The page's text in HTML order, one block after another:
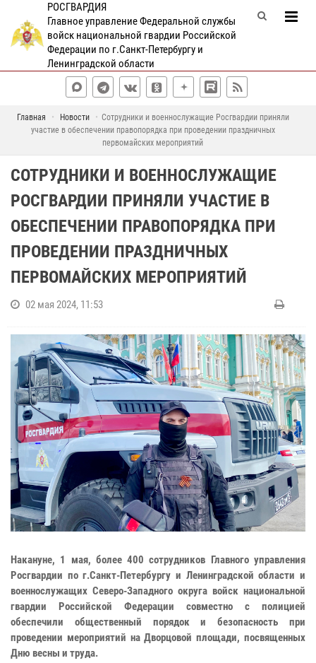
РОСГВАРДИЯ
Главное управление Федеральной службы
войск национальной гвардии Российской
Федерации по г.Санкт-Петербургу и
Ленинградской области
Главная Новости
Сотрудники и военнослужащие Росгвардии приняли
участие в обеспечении правопорядка при проведении праздничных
первомайских мероприятий
СОТРУДНИКИ И ВОЕННОСЛУЖАЩИЕ
РОСГВАРДИИ ПРИНЯЛИ УЧАСТИЕ В
ОБЕСПЕЧЕНИИ ПРАВОПОРЯДКА ПРИ
ПРОВЕДЕНИИ ПРАЗДНИЧНЫХ
ПЕРВОМАЙСКИХ МЕРОПРИЯТИЙ
02 мая 2024, 11:53
Накануне, 1 мая, более 400 сотрудников Главного управления
Росгвардии по г.Санкт-Петербургу и Ленинградской области и
военнослужащих Северо-Западного округа войск национальной
гвардии Российской Федерации совместно с полицией
обеспечили общественный порядок и безопасность при
проведении мероприятий на Дворцовой площади, посвященных
Дню весны и труда.